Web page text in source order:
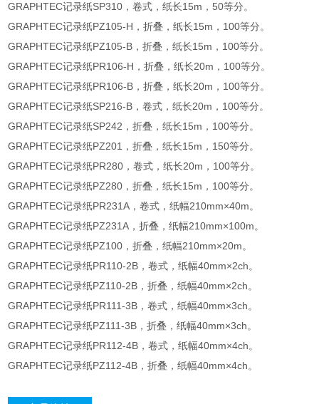
GRAPHTEC记录纸SP310，卷式，纸长15m，50等分。
GRAPHTEC记录纸PZ105-H，折叠，纸长15m，100等分。
GRAPHTEC记录纸PZ105-B，折叠，纸长15m，100等分。
GRAPHTEC记录纸PR106-H，折叠，纸长20m，100等分。
GRAPHTEC记录纸PR106-B，折叠，纸长20m，100等分。
GRAPHTEC记录纸SP216-B，卷式，纸长20m，100等分。
GRAPHTEC记录纸SP242，折叠，纸长15m，100等分。
GRAPHTEC记录纸PZ201，折叠，纸长15m，150等分。
GRAPHTEC记录纸PR280，卷式，纸长20m，100等分。
GRAPHTEC记录纸PZ280，折叠，纸长15m，100等分。
GRAPHTEC记录纸PR231A，卷式，纸幅210mm×40m。
GRAPHTEC记录纸PZ231A，折叠，纸幅210mm×100m。
GRAPHTEC记录纸PZ100，折叠，纸幅210mm×20m。
GRAPHTEC记录纸PR110-2B，卷式，纸幅40mm×2ch。
GRAPHTEC记录纸PZ110-2B，折叠，纸幅40mm×2ch。
GRAPHTEC记录纸PR111-3B，卷式，纸幅40mm×3ch。
GRAPHTEC记录纸PZ111-3B，折叠，纸幅40mm×3ch。
GRAPHTEC记录纸PR112-4B，卷式，纸幅40mm×4ch。
GRAPHTEC记录纸PZ112-4B，折叠，纸幅40mm×4ch。